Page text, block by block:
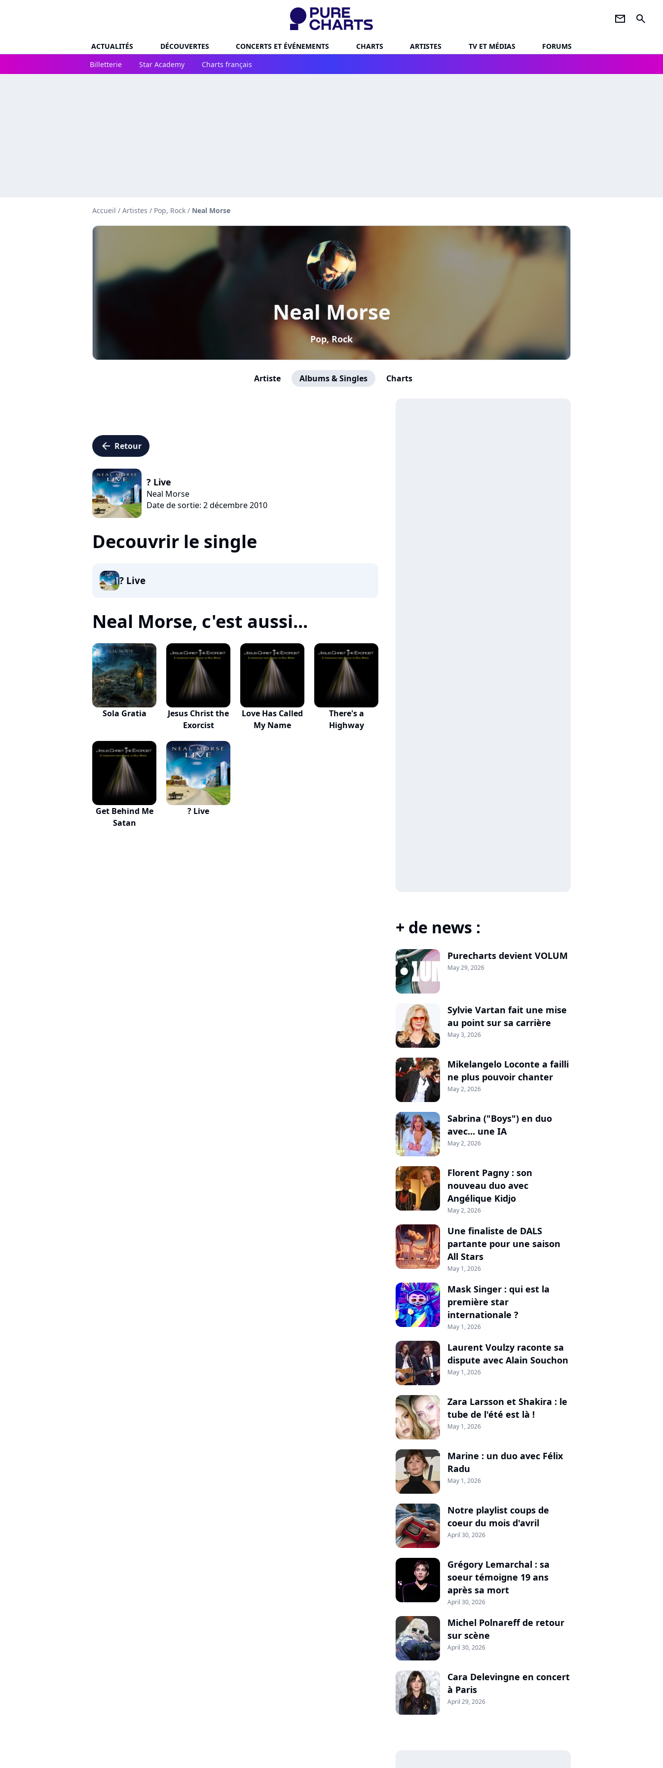
newsletter search
ACTUALITÉS DÉCOUVERTES CONCERTS ET ÉVÉNEMENTS CHARTS ARTISTES TV ET MÉDIAS
FORUMS
Billetterie
Star Academy Charts français
Accueil / Artistes / Pop, Rock / Neal Morse
Neal Morse
Pop, Rock
Artiste Albums & Singles Charts
arrow_left Retour
? Live
Neal Morse
Date de sortie: 2 décembre 2010
Decouvrir le single
? Live
Neal Morse, c'est aussi...
Sola Gratia
Jesus Christ the
Exorcist
Love Has Called
My Name
There's a
Highway
Get Behind Me
Satan
? Live
+ de news :
Purecharts devient VOLUM
May 29, 2026
Sylvie Vartan fait une mise
au point sur sa carrière
May 3, 2026
Mikelangelo Loconte a failli
ne plus pouvoir chanter
May 2, 2026
Sabrina ("Boys") en duo
avec... une IA
May 2, 2026
Florent Pagny : son
nouveau duo avec
Angélique Kidjo
May 2, 2026
Une finaliste de DALS
partante pour une saison
All Stars
May 1, 2026
Mask Singer : qui est la
première star
internationale ?
May 1, 2026
Laurent Voulzy raconte sa
dispute avec Alain Souchon
May 1, 2026
Zara Larsson et Shakira : le
tube de l'été est là !
May 1, 2026
Marine : un duo avec Félix
Radu
May 1, 2026
Notre playlist coups de
coeur du mois d'avril
April 30, 2026
Grégory Lemarchal : sa
soeur témoigne 19 ans
après sa mort
April 30, 2026
Michel Polnareff de retour
sur scène
April 30, 2026
Cara Delevingne en concert
à Paris
April 29, 2026